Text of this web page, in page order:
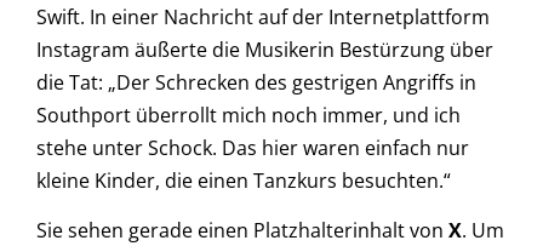
Swift. In einer Nachricht auf der Internetplattform
Instagram äußerte die Musikerin Bestürzung über
die Tat: „Der Schrecken des gestrigen Angriffs in
Southport überrollt mich noch immer, und ich
stehe unter Schock. Das hier waren einfach nur
kleine Kinder, die einen Tanzkurs besuchten.“
Sie sehen gerade einen Platzhalterinhalt von X. Um